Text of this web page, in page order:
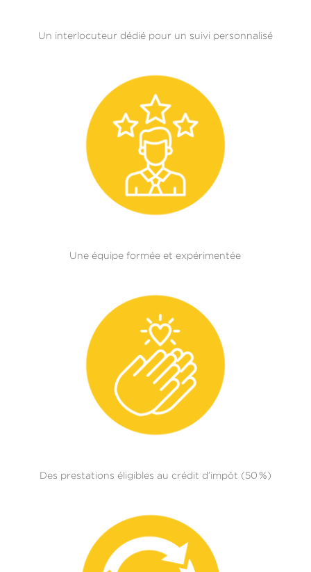
Un interlocuteur dédié pour un suivi personnalisé
Une équipe formée et expérimentée
Des prestations éligibles au crédit d’impôt (50 %)